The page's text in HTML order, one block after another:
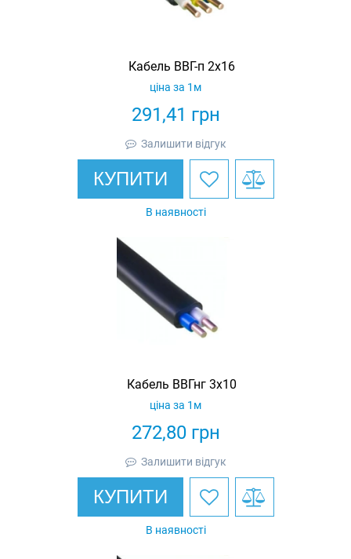
Кабель ВВГ-п 2х16
291,41 грн
ціна за 1м
Залишити відгук
КУПИТИ
В наявності
Кабель ВВГнг 3х10
272,80грн
ціна за 1м
Залишити відгук
КУПИТИ
В наявності